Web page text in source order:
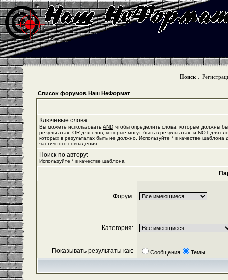
Поиск :
Список форумов Наш НеФормат
Ключевые слова:
Вы можете использовать AND чтобы определить слова, которые должны
результатах, OR для слов, которые могут быть в результатах, и NOT для
которых в результатах быть не должно. Используйте * в качестве шаблона
частичного совпадения.
Поиск по автору:
Используйте * в качестве шаблона
Форум:
Категория:
Показывать результаты как: Сообщения Темы